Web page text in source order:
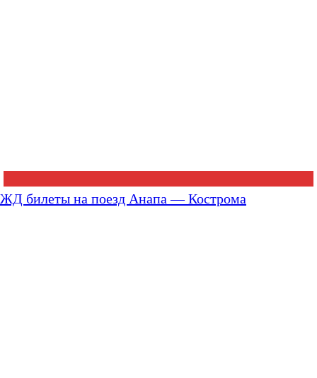
ЖД билеты на поезд Анапа — Кострома